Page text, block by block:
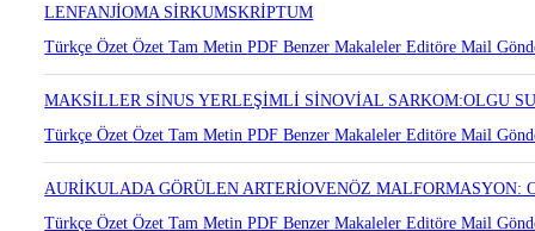
Türkçe ÖzetÖzetTam MetinPDFBenzer Makaleler
LENFANJİOMA SİRKUMSKRİPTUM
Türkçe ÖzetÖzetTam MetinPDFBenzer MakalelerEditöre Mail
MAKSİLLER SİNUS YERLEŞİMLİ SİNOVİAL SARKOM:OLGU
Türkçe ÖzetÖzetTam MetinPDFBenzer MakalelerEditöre Mail